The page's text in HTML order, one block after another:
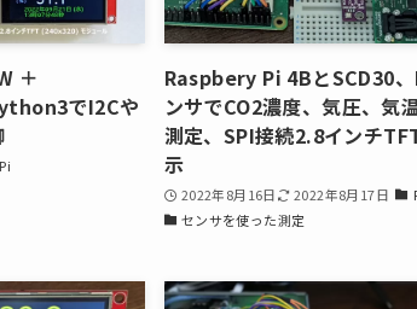
＋
でI2Cや
Raspbery Pi 4BとSCD30
ンサでCO2濃度、気圧、気
測定、SPI接続2.8インチ
示
2022年8月16日 2022年8月17日
センサを使った測定